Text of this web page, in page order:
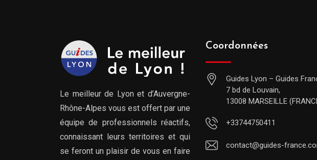
Le meilleur de Lyon et d’Auvergne-
Rhône-Alpes vous est offert par une
équipe de professionnels réactifs,
connaissant leurs territoires et qui
se feront un plaisir de vous en faire
Coordonnées
Guides Lyon – Guides
7 bd de Louvain,
13008 MARSEILLE
+33744750411
contact@guides-